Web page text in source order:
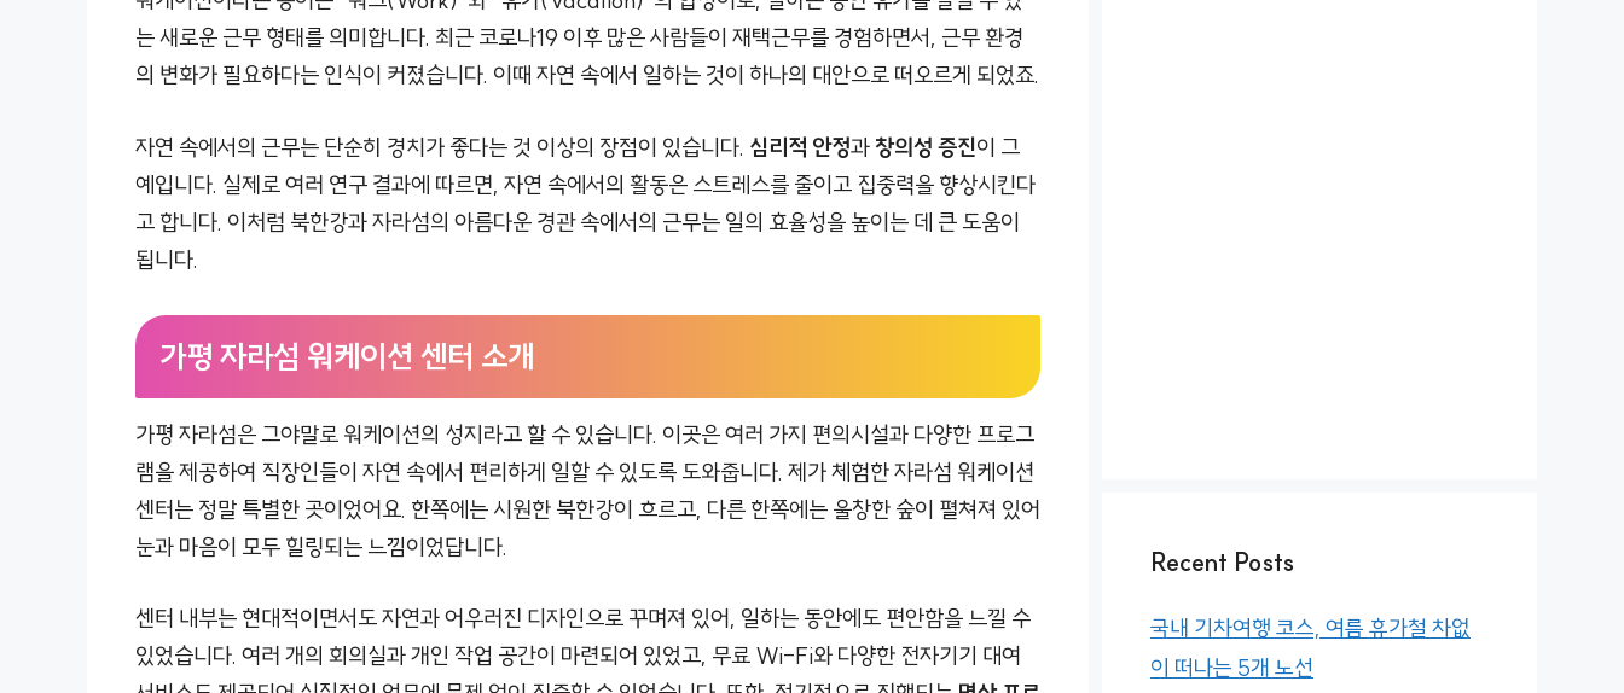
는 새로운 근무 형태를 의미합니다. 최근 코로나19 이후 많은 사람들이 재택근무를 경험하면서, 근무 환경
의 변화가 필요하다는 인식이 커졌습니다. 이때 자연 속에서 일하는 것이 하나의 대안으로 떠오르게 되었죠.
자연 속에서의 근무는 단순히 경치가 좋다는 것 이상의 장점이 있습니다. 심리적 안정과 창의성 증진이 그
예입니다. 실제로 여러 연구 결과에 따르면, 자연 속에서의 활동은 스트레스를 줄이고 집중력을 향상시킨다
고 합니다. 이처럼 북한강과 자라섬의 아름다운 경관 속에서의 근무는 일의 효율성을 높이는 데 큰 도움이
됩니다.
가평 자라섬 워케이션 센터 소개
가평 자라섬은 그야말로 워케이션의 성지라고 할 수 있습니다. 이곳은 여러 가지 편의시설과 다양한 프로그
램을 제공하여 직장인들이 자연 속에서 편리하게 일할 수 있도록 도와줍니다. 제가 체험한 자라섬 워케이션
센터는 정말 특별한 곳이었어요. 한쪽에는 시원한 북한강이 흐르고, 다른 한쪽에는 울창한 숲이 펼쳐져 있어
눈과 마음이 모두 힐링되는 느낌이었답니다.
센터 내부는 현대적이면서도 자연과 어우러진 디자인으로 꾸며져 있어, 일하는 동안에도 편안함을 느낄 수
있었습니다. 여러 개의 회의실과 개인 작업 공간이 마련되어 있었고, 무료 Wi-Fi와 다양한 전자기기 대여
Recent Posts
국내 기차여행 코스, 여름 휴가철 차없
이 떠나는 5개 노선